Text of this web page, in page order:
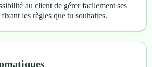
au client de gérer facilement ses
les règles que tu souhaites.